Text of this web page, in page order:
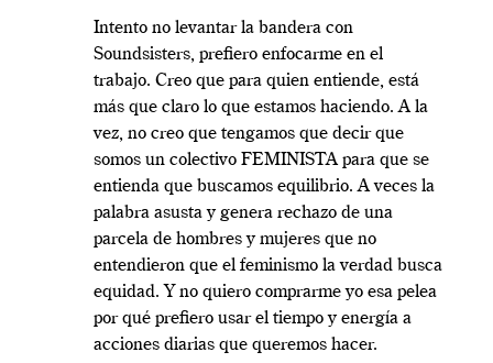
Intento no levantar la bandera con
Soundsisters, prefiero enfocarme en el
trabajo. Creo que para quien entiende, está
más que claro lo que estamos haciendo. A la
vez, no creo que tengamos que decir que
somos un colectivo FEMINISTA para que se
entienda que buscamos equilibrio. A veces la
palabra asusta y genera rechazo de una
parcela de hombres y mujeres que no
entendieron que el feminismo la verdad busca
equidad. Y no quiero comprarme yo esa pelea
por qué prefiero usar el tiempo y energía a
acciones diarias que queremos hacer.